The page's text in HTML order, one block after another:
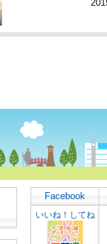
Facebook
いいね！してね